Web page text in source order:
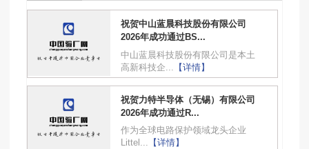
祝贺中山蓝晨科技股份有限公司
2026年成功通过BS...
中山蓝晨科技股份有限公司是本土
高新科技企...
【详情】
祝贺力特半导体（无锡）有限公司
2026年成功通过R...
作为全球电路保护领域龙头企业
Littel... 【详情】